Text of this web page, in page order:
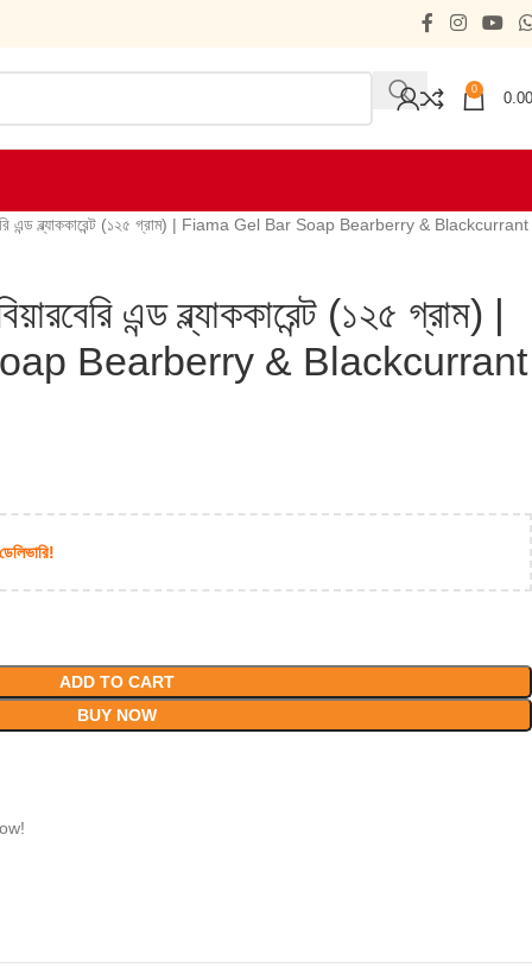
0
0.00
এন্ড ব্ল্যাককারেন্ট (১২৫ গ্রাম) | Fiama Gel Bar Soap Bearberry & Blackcurrant
এন্ড ব্ল্যাককারেন্ট (১২৫ গ্রাম) |
Bearberry & Blackcurrant
ADD TO CART
BUY NOW